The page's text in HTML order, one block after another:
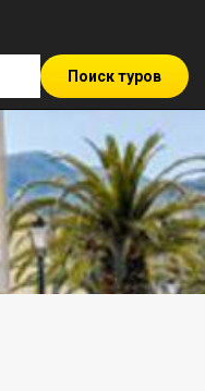
Поиск туров